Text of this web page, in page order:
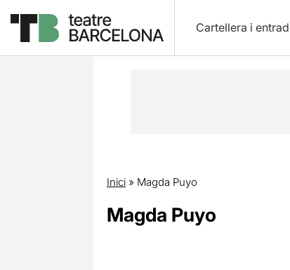
Cartellera i
Inici» Magda Puyo
Magda Puyo